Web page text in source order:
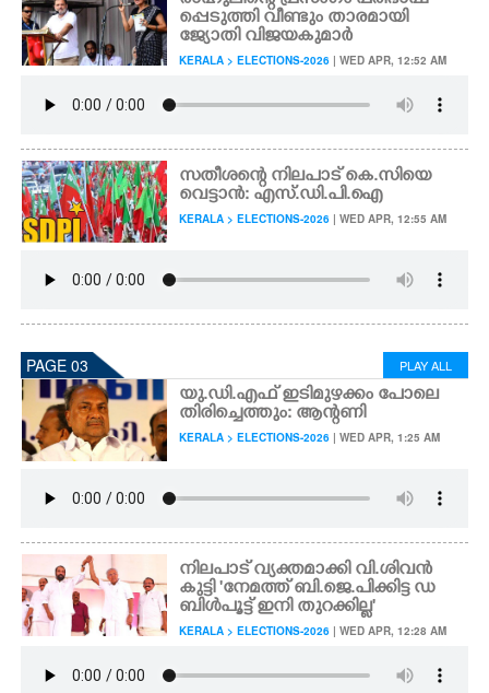
പ്പെടുത്തി വീണ്ടും താരമായി
ജ്യോതി വിജയകുമാർ
KERALA > ELECTIONS-2026 | WED APR, 12:52 AM
സതീശന്റെ നിലപാട് കെ.സിയെ
വെട്ടാൻ: എസ്.ഡി.പി.ഐ
KERALA > ELECTIONS-2026 | WED APR, 12:55 AM
PAGE 03 PLAY ALL
യു.ഡി.എഫ് ഇടിമുഴക്കം പോലെ
തിരിച്ചെത്തും: ആന്റണി
KERALA > ELECTIONS-2026 | WED APR, 1:25 AM
നിലപാട് വ്യക്തമാക്കി വി.ശിവൻ
കുട്ടി 'നേമത്ത് ബി.ജെ.പിക്കിട്ട ഡ
ബിൾപൂട്ട് ഇനി തുറക്കില്ല'
KERALA > ELECTIONS-2026 | WED APR, 12:28 AM